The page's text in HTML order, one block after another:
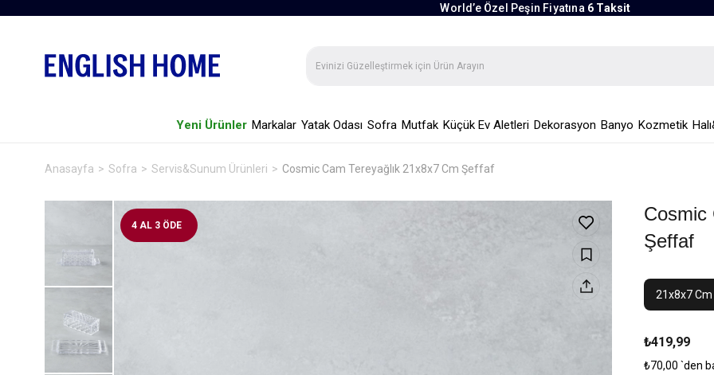
World’e Özel Peşin Fiyatına 6 Taksit
Yeni Ürünler Markalar Yatak Odası Sofra Mutfak Küçük Ev Aletleri Dekorasyon Banyo Kozmetik
Anasayfa Sofra Servis&Sunum Ürünleri Cosmic Cam Tereyağlık 21x8x7 Cm Şeffaf
4 AL 3 ÖDE
Cosmic
Şeffaf
21x8x7 Cm
₺419,99
₺70,00 `den